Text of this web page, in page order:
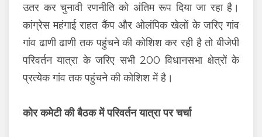
उतर कर चुनावी रणनीति को अंतिम रूप दिया जा रहा है।
कांग्रेस महंगाई राहत कैंप और ओलंपिक खेलों के जरिए गांव
गांव ढाणी ढाणी तक पहुंचने की कोशिश कर रही है तो बीजेपी
परिवर्तन यात्रा के जरिए सभी 200 विधानसभा क्षेत्रों के
प्रत्येक गांव तक पहुंचने की कोशिश में है।
कोर कमेटी की बैठक में परिवर्तन यात्रा पर चर्चा